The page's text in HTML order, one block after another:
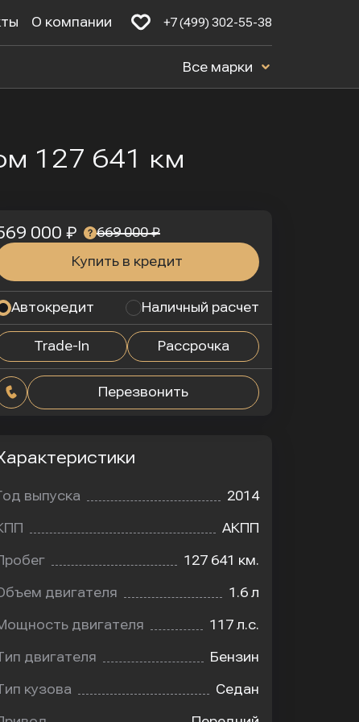
О компании +7 (499) 302-55-38
Все марки
127 641 км
000 ₽
669 000 ₽
Купить в кредит
Автокредит Наличный расчет
Trade-In Рассрочка
Перезвонить
выпуска 2014
АКПП
127 641 км.
двигателя 1.6 л
двигателя 117 л.с.
двигателя Бензин
кузова Седан